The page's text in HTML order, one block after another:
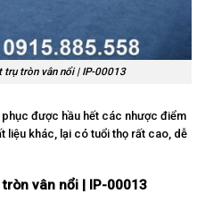
tròn vân nổi | IP-00013
được hầu hết các nhược điểm
liệu khác, lại có tuổi thọ rất cao, dễ
vân nổi | IP-00013